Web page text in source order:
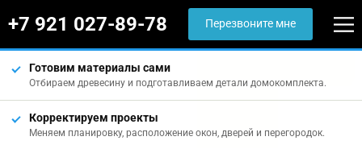
+7 921 027-89-78 Перезвоните мне
Готовим материалы сами
Отбираем древесину и подготавливаем детали домокомплекта.
Корректируем проекты
Меняем планировку, расположение окон, дверей и перегородок.